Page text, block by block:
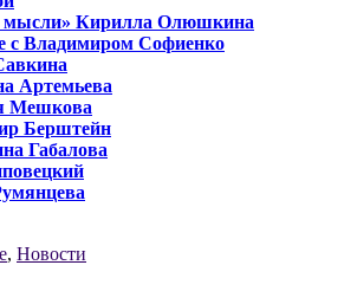
мысли» Кирилла Олюшкина
с Владимиром Софиенко
Артемьева
Мешкова
Берштейн
Габалова
, Новости